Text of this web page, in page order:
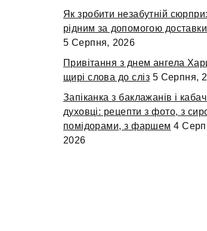
Як зробити незабутній
рідним за допомогою доставки
5 Серпня, 2026
Привітання з днем ангела
щирі слова до сліз 5 Серпня,
Запіканка з баклажанів і
духовці: рецепти з фото, з
помідорами, з фаршем 4
2026